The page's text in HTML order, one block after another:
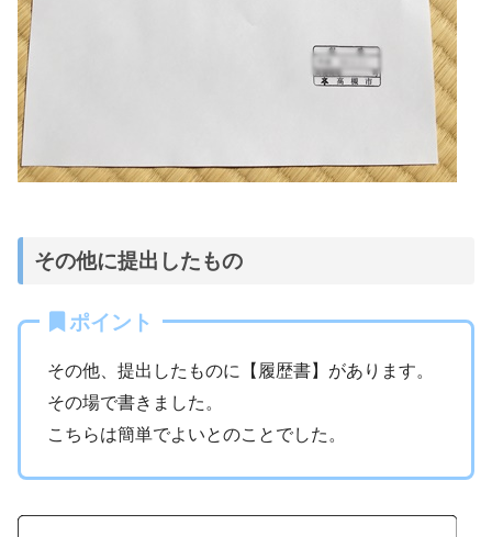
その他に提出したもの
ポイント
その他、提出したものに【履歴書】があります。
その場で書きました。
こちらは簡単でよいとのことでした。